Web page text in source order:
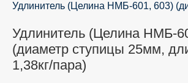
Удлинитель (Целина НМБ-601, 603)
Удлинитель (Целина НМБ-
(диаметр ступицы 25мм,
1,38кг/пара)